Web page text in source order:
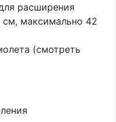
расширения
максимально 42
(смотреть